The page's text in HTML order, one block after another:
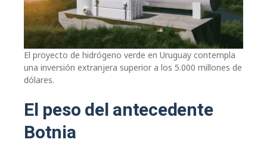
El proyecto de hidrógeno verde en Uruguay contempla
una inversión extranjera superior a los 5.000 millones de
dólares.
El peso del antecedente
Botnia